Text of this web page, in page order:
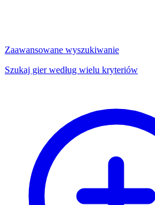
Zaawansowane wyszukiwanie
Szukaj gier według wielu kryteriów